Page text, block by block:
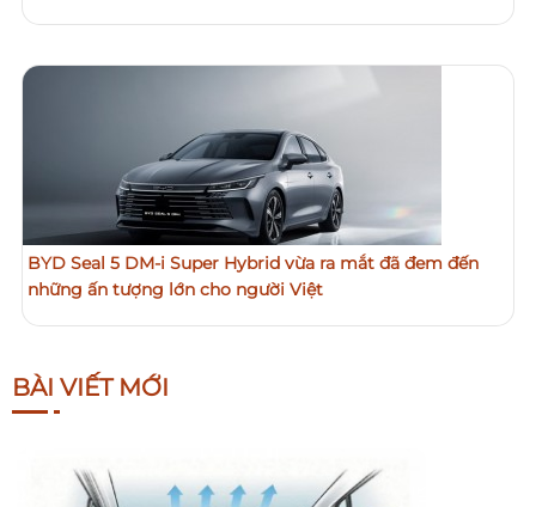
BYD Seal 5 DM-i Super Hybrid vừa ra mắt đã đem đến
những ấn tượng lớn cho người Việt
BÀI VIẾT MỚI